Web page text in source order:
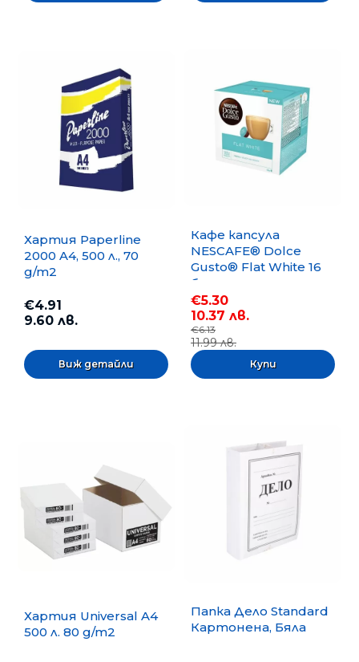
Хартия Paperline
2000 A4, 500 л., 70
g/m2
€4.91
9.60 лв.
Виж детайли
Кафе капсула
NESCAFE® Dolce
Gusto® Flat White 16
бр.
€5.30
10.37 лв.
€6.13
11.99 лв.
Хартия Universal A4
500 л. 80 g/m2
Папка Дело Standard
Картонена, Бяла